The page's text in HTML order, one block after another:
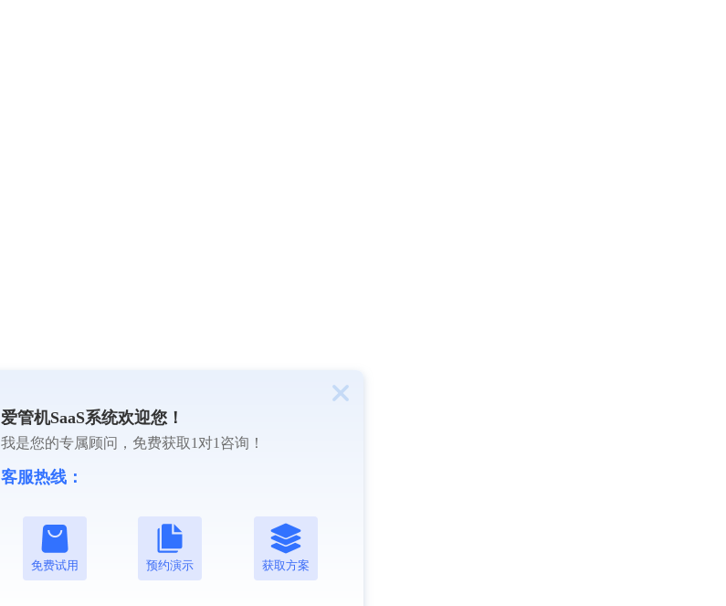
爱管机SaaS系统欢迎您！
我是您的专属顾问，免费获取1对1咨询！
客服热线：
免费试用 预约演示 获取方案